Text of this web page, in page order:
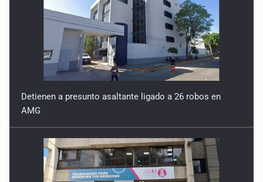
Detienen a presunto asaltante ligado a 26 robos en
AMG